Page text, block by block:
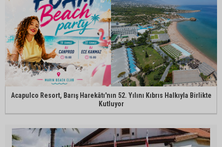
Acapulco Resort, Barış Harekâtı'nın 52. Yılını Kıbrıs Halkıyla Birlikte
Kutluyor